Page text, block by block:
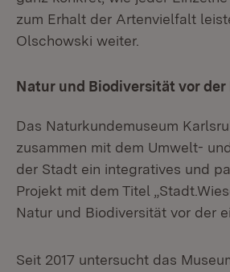
zum Erhalt der Artenvielfalt
Olschowski weiter.
Natur und Biodiversität vor der
Das Naturkundemuseum
zusammen mit dem Umwelt-
der Stadt ein integratives und
Projekt mit dem Titel
Natur und Biodiversität vor der
Seit 2017 untersucht das